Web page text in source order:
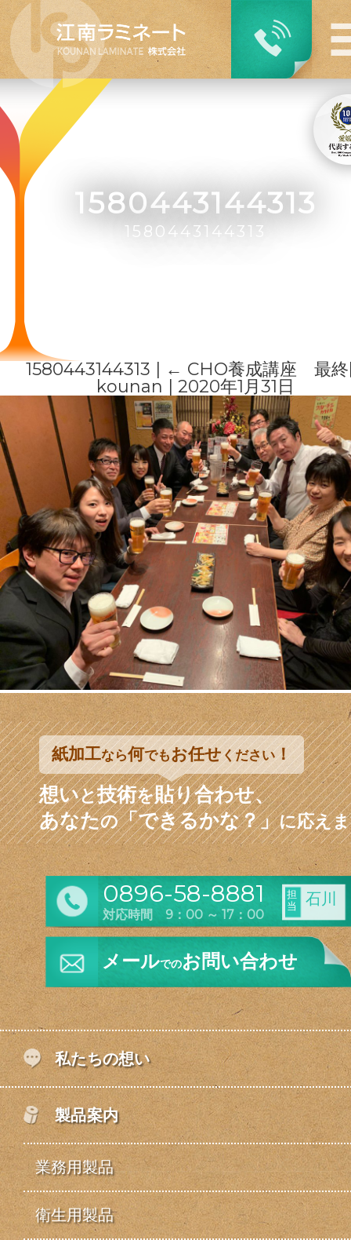
1580443144313
1580443144313 ← CHO養成講座 最
kounan
|2020年1月31日
紙加工なら何でもお任せください！
想いと技術を貼り合わせ、
あなたの「できるかな？」に応え
0896-58-8881
対応時間 9：00 ～ 17：00
担
当
石川
メールでのお問い合わせ
私たちの想い
製品案内
業務用製品
衛生用製品